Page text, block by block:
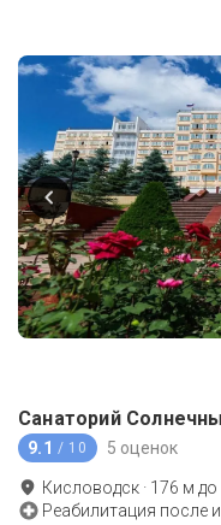
Санаторий
9.1 / 10 5 оценок
Кисловодск · 176 м до
Реабилитация после